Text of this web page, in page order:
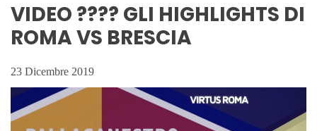
VIDEO ???? GLI HIGHLIGHTS DI
ROMA VS BRESCIA
23 Dicembre 2019